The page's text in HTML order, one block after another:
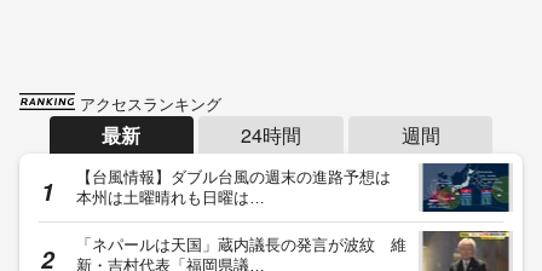
アクセスランキング
最新 24時間 週間
【台風情報】ダブル台風の週末の進路予想は
本州は土曜晴れも日曜は…
「ネパールは天国」蔵内議長の発言が波紋 維
新・吉村代表「福岡県議…